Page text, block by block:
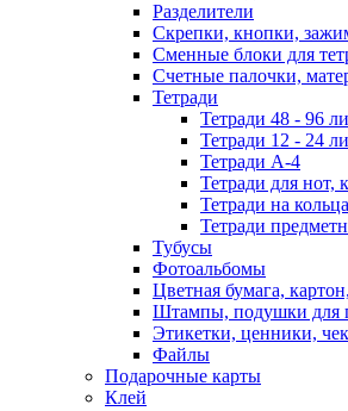
Разделители
Скрепки, кнопки,
Сменные блоки для
Счетные палочки,
Тетради
Тетради 48 - 96
Тетради 12 - 24
Тетради А-4
Тетради для нот,
Тетради на
Тетради
Тубусы
Фотоальбомы
Цветная бумага,
Штампы, подушки для
Этикетки, ценники,
Файлы
Подарочные карты
Клей